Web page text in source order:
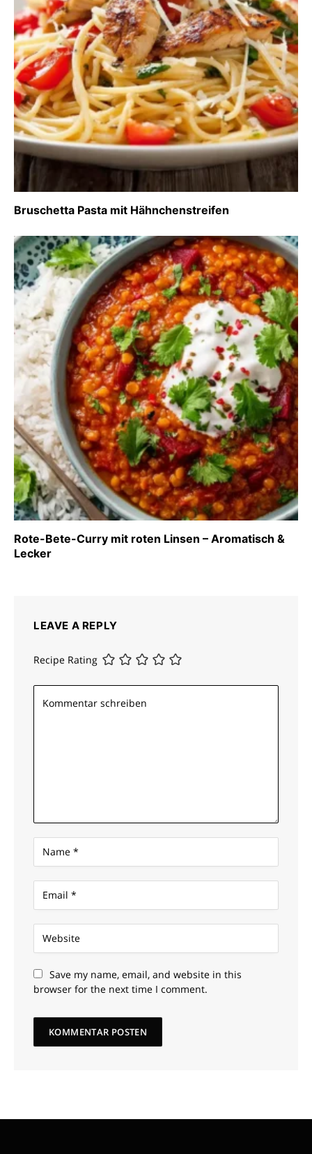
Bruschetta Pasta mit Hähnchenstreifen
Rote-Bete-Curry mit roten Linsen – Aromatisch &
Lecker
LEAVE A REPLY
Recipe Rating
Save my name, email, and website in this
browser for the next time I comment.